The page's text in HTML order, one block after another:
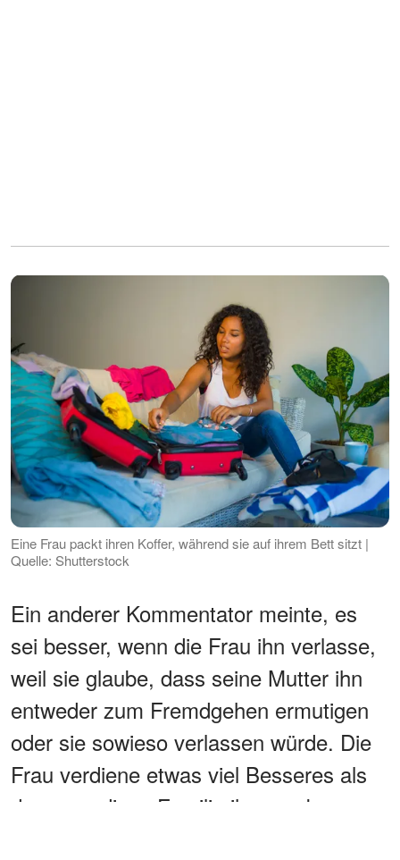
Eine Frau packt ihren Koffer, während sie auf ihrem Bett sitzt |
Quelle: Shutterstock
Ein anderer Kommentator meinte, es
sei besser, wenn die Frau ihn verlasse,
weil sie glaube, dass seine Mutter ihn
entweder zum Fremdgehen ermutigen
oder sie sowieso verlassen würde. Die
Frau verdiene etwas viel Besseres als
das, was diese Familie ihr gegeben